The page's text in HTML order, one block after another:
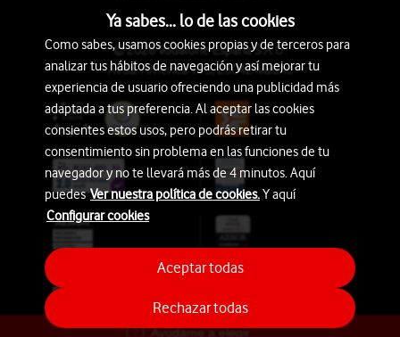
Ayúdame a elegir
© 2026 Vodafone España S.A.U.
Avda. América 115, 28042 Madrid
Ya sabes... lo de las cookies
Como sabes, usamos cookies propias y de terceros para
analizar tus hábitos de navegación y así mejorar tu
experiencia de usuario ofreciendo una publicidad más
adaptada a tus preferencia. Al aceptar las cookies
consientes estos usos, pero podrás retirar tu
consentimiento sin problema en las funciones de tu
navegador y no te llevará más de 4 minutos. Aquí
puedesVer nuestra política de cookies.Y aquí
Configurar cookies
Rechazar todas
Aceptar todas